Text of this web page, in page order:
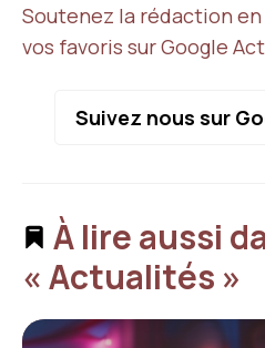
Soutenez la rédaction
vos favoris sur Google
Suivez nous sur
À lire aussi
« Actualités »